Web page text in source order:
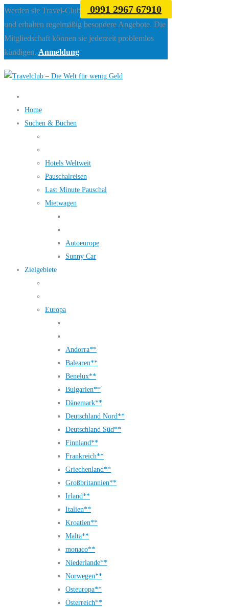
0991 2967 67910
Werden sie Travel-Club Mitglied beim Travelclub
und erhalten regelmäßig besondere Angebote. Die
Mitgliedschaft können sie jederzeit problemlos
kündigen. Anmeldung
Home
Suchen & Buchen
Hotels Weltweit
Pauschalreisen
Last Minute Pauschal
Mietwagen
Autoeurope
Sunny Car
Zielgebiete
Europa
Andorra**
Balearen**
Benelux**
Bulgarien**
Dänemark**
Deutschland Nord**
Deutschland Süd**
Finnland**
Frankreich**
Griechenland**
Großbritannien**
Irland**
Italien**
Kroatien**
Malta**
monaco**
Niederlande**
Norwegen**
Osteuropa**
Österreich**